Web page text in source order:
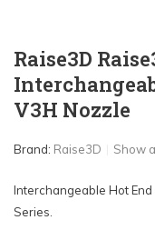
Raise3D
V3H Nozzle
Brand: Raise3D Show
Interchangeable Hot
Series.